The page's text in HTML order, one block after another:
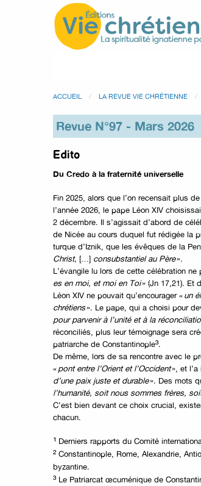
ACCUEIL LA REVUE VIE CHRÉTIENNE
Revue N°97 - Mars 2026
Edito
Du Credo à la fraternité universelle
Fin 2025, alors que l’on recensait plus
l’année 2026, le pape Léon XIV
2 décembre. Il s’agissait d’abord de
de Nicée au cours duquel fut rédigée la
turque d’Iznik, que les évêques de la
Christ, […] consubstantiel au Père».
L’évangile lu lors de cette célébration ne
es en moi, et moi en Toi» (Jn 17,21). Et
Léon XIV ne pouvait qu’encourager «un
chrétiens». Le pape, qui a choisi pour
pour parvenir à l’unité et à la
réconciliés, plus leur témoignage sera
patriarche de Constantinople³.
De même, lors de sa rencontre avec le
«pont entre l’Orient et l’Occident», et
d’une paix juste et durable». Des mots
l’humanité, soit nous sommes frères,
C’est bien devant ce choix crucial,
chacun.
¹ Derniers rapports du Comité
² Constantinople, Rome, Alexandrie,
byzantine.
³ Le Patriarcat œcuménique de